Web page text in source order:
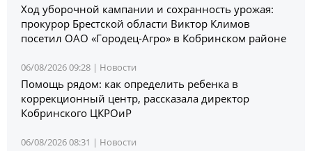
Ход уборочной кампании и сохранность урожая:
прокурор Брестской области Виктор Климов
посетил ОАО «Городец-Агро» в Кобринском районе
06/08/2026 09:28 | Новости
Помощь рядом: как определить ребенка в
коррекционный центр, рассказала директор
Кобринского ЦКРОиР
06/08/2026 08:31 | Новости